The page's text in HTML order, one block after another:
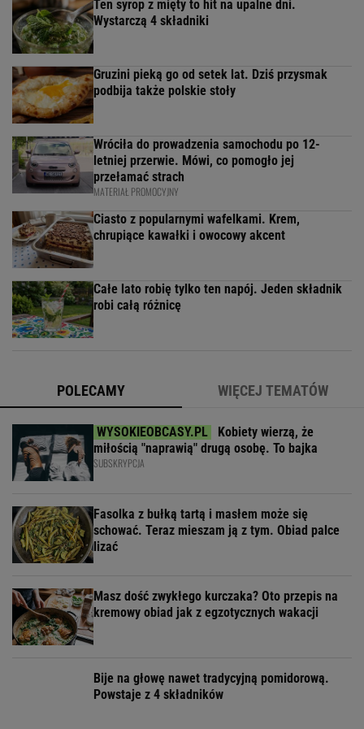
Ten syrop z mięty to hit na upalne dni.
Wystarczą 4 składniki
Gruzini pieką go od setek lat. Dziś przysmak
podbija także polskie stoły
Wróciła do prowadzenia samochodu po 12-
letniej przerwie. Mówi, co pomogło jej
przełamać strach
MATERIAŁ PROMOCYJNY
Ciasto z popularnymi wafelkami. Krem,
chrupiące kawałki i owocowy akcent
Całe lato robię tylko ten napój. Jeden składnik
robi całą różnicę
POLECAMY WIĘCEJ TEMATÓW
Kobiety wierzą, że
miłością "naprawią" drugą osobę. To bajka
SUBSKRYPCJA
Fasolka z bułką tartą i masłem może się
schować. Teraz mieszam ją z tym. Obiad palce
lizać
Masz dość zwykłego kurczaka? Oto przepis na
kremowy obiad jak z egzotycznych wakacji
Bije na głowę nawet tradycyjną pomidorową.
Powstaje z 4 składników